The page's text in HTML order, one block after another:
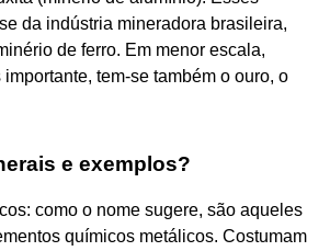
da indústria mineradora brasileira,
de ferro. Em menor escala,
tem-se também o ouro, o
e exemplos?
como o nome sugere, são aqueles
químicos metálicos. Costumam